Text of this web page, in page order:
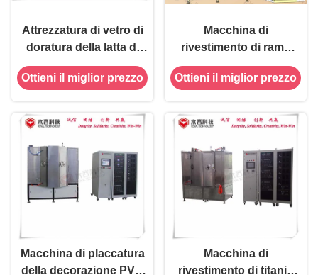
Attrezzatura di vetro di
doratura della latta di
PVD, macchina di
placcatura dello ione di
ceramico e di vetro
Ottieni il miglior prezzo
Macchina di
rivestimento di rame
della latta del circuito,
magnetron di MF che
Ottieni il miglior prezzo
Macchina di placcatura
della decorazione PVD
Macchina di
rivestimento di titanio